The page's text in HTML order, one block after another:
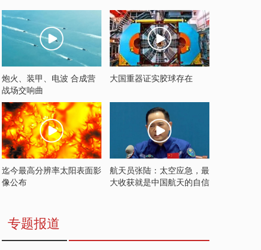
炮火、装甲、电波 合成营
战场交响曲
大国重器证实胶球存在
迄今最高分辨率太阳表面影
像公布
航天员张陆：太空应急，最
大收获就是中国航天的自信
专题报道